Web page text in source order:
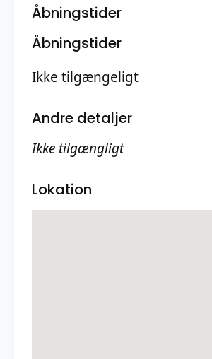
Åbningstider
Åbningstider
Ikke tilgængeligt
Andre detaljer
Ikke tilgængligt
Lokation